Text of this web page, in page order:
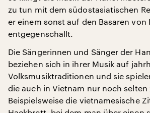
zu tun mit dem südostasiatischen
er einem sonst auf den Basaren von
entgegenschallt.
Die Sängerinnen und Sänger der
beziehen sich in ihrer Musik auf
Volksmusiktraditionen und sie
die auch in Vietnam nur noch selten
Beispielsweise die vietnamesische